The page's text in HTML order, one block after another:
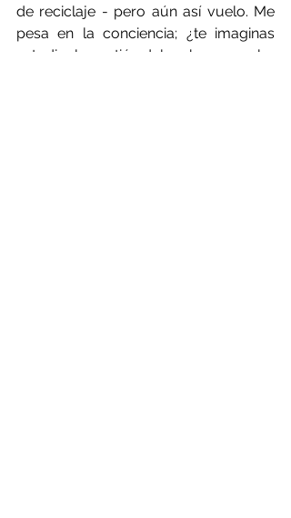
de reciclaje - pero aún así vuelo. Me
pesa en la conciencia; ¿te imaginas
estudiar la gestión del carbono y volar